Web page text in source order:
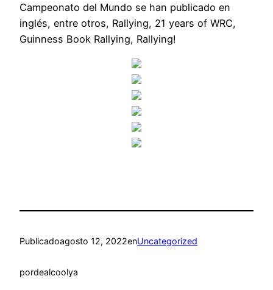
Campeonato del Mundo se han publicado en
inglés, entre otros, Rallying, 21 years of WRC,
Guinness Book Rallying, Rallying!
Publicadoagosto 12, 2022enUncategorized
pordealcoolya